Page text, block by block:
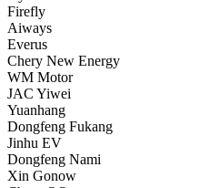
Firefly
Aiways
Everus
Chery New Energy
WM Motor
JAC Yiwei
Yuanhang
Dongfeng Fukang
Jinhu EV
Dongfeng Nami
Xin Gonow